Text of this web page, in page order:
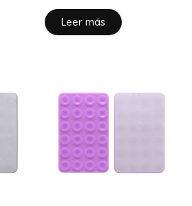
Leer más